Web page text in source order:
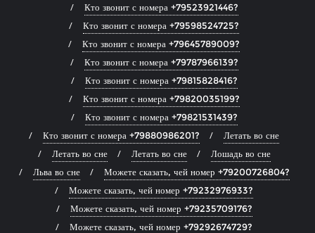
Кто звонит с номера +79523921446?
Кто звонит с номера +79598524725?
Кто звонит с номера +79645789009?
Кто звонит с номера +79787966139?
Кто звонит с номера +79815828416?
Кто звонит с номера +79820035199?
Кто звонит с номера +79821531439?
Кто звонит с номера +79880986201?
Летать во сне
Летать во сне
Летать во сне
Лошадь во сне
Льва во сне
Можете сказать, чей номер +79200726804?
Можете сказать, чей номер +79232976933?
Можете сказать, чей номер +79235709176?
Можете сказать, чей номер +79292674729?